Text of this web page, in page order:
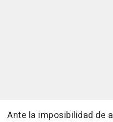
Ante la imposibilidad de